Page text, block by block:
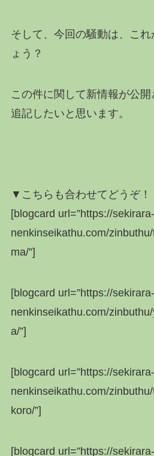
そして、今回の騒動は、こ
ょう？
この件に関して新情報が公
追記したいと思います。
▼こちらも合わせてどうぞ！
[blogcard url=”https://sekirara-
nenkinseikathu.com/
ma/”]
[blogcard url=”https://sekirara-
nenkinseikathu.com/
a/”]
[blogcard url=”https://sekirara-
nenkinseikathu.com/
koro/”]
[blogcard url=”https://sekirara-